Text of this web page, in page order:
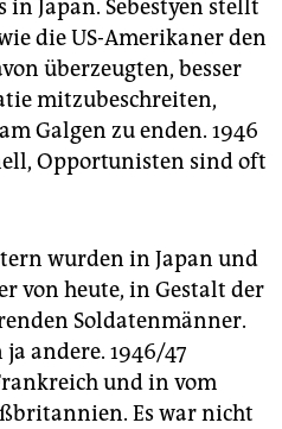
Japan. Sebestyen stellt
die US-Amerikaner den
überzeugten, besser
mitzubeschreiten,
Galgen zu enden. 1946
Opportunisten sind oft
wurden in Japan und
von heute, in Gestalt der
Soldatenmänner.
andere. 1946/47
und in vom
Es war nicht